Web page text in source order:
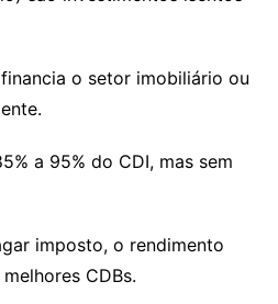
o setor imobiliário ou
a 95% do CDI, mas sem
imposto, o rendimento
CDBs.